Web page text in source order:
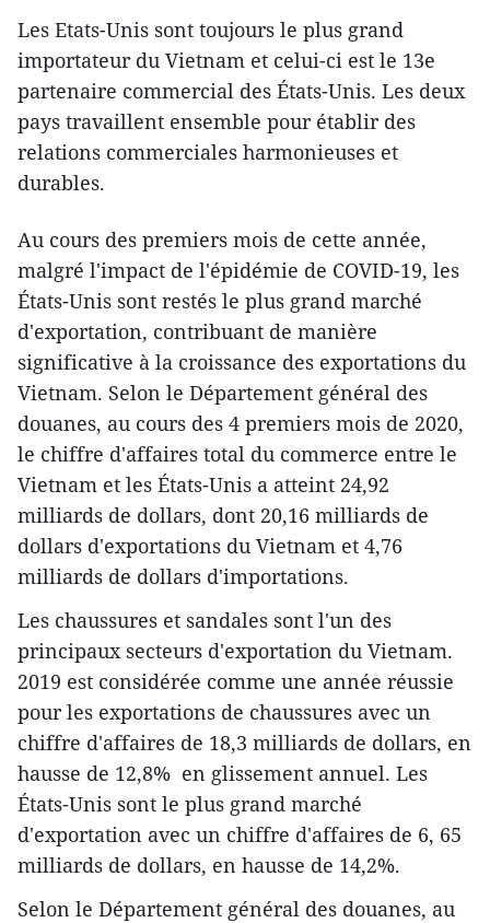
Les Etats-Unis sont toujours le plus grand
importateur du Vietnam et celui-ci est le 13e
partenaire commercial des États-Unis. Les deux
pays travaillent ensemble pour établir des
relations commerciales harmonieuses et
durables.
Au cours des premiers mois de cette année,
malgré l'impact de l'épidémie de COVID-19, les
États-Unis sont restés le plus grand marché
d'exportation, contribuant de manière
significative à la croissance des exportations du
Vietnam. Selon le Département général des
douanes, au cours des 4 premiers mois de 2020,
le chiffre d'affaires total du commerce entre le
Vietnam et les États-Unis a atteint 24,92
milliards de dollars, dont 20,16 milliards de
dollars d'exportations du Vietnam et 4,76
milliards de dollars d'importations.
Les chaussures et sandales sont l'un des
principaux secteurs d'exportation du Vietnam.
2019 est considérée comme une année réussie
pour les exportations de chaussures avec un
chiffre d'affaires de 18,3 milliards de dollars, en
hausse de 12,8% en glissement annuel. Les
États-Unis sont le plus grand marché
d'exportation avec un chiffre d'affaires de 6, 65
milliards de dollars, en hausse de 14,2%.
Selon le Département général des douanes, au